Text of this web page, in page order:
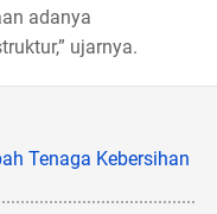
adanya
ujarnya.
Tenaga Kebersihan